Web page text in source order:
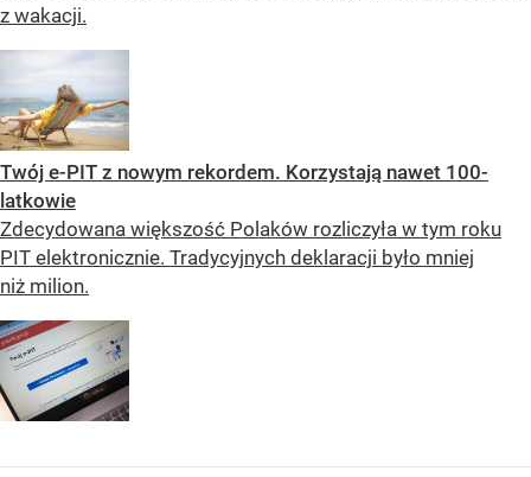
z wakacji.
Twój e-PIT z nowym rekordem. Korzystają nawet 100-
latkowie
Zdecydowana większość Polaków rozliczyła w tym roku
PIT elektronicznie. Tradycyjnych deklaracji było mniej
niż milion.